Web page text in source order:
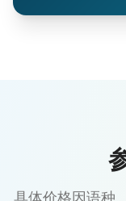
具体价格因语种